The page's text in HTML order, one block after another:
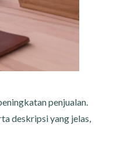
penjualan.
deskripsi yang jelas,